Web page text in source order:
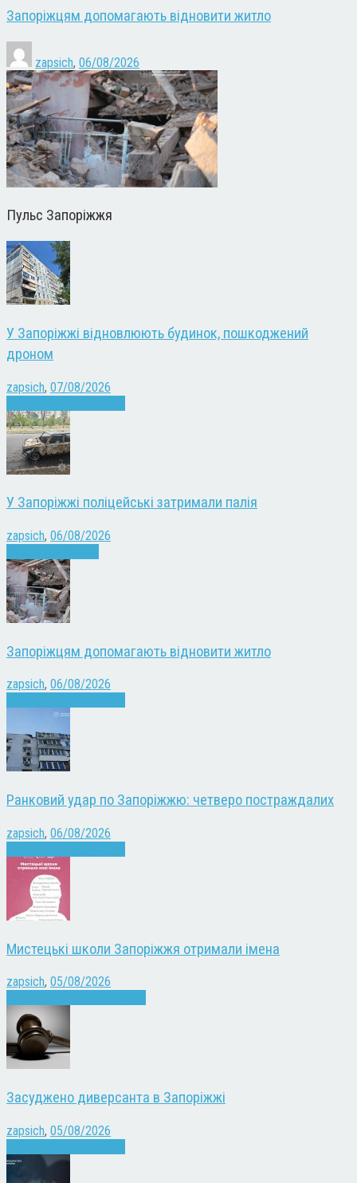
Запоріжцям допомагають відновити житло
zapsich, 06/08/2026
Пульс Запоріжжя
У Запоріжжі відновлюють будинок, пошкоджений
дроном
zapsich, 07/08/2026
У Запоріжжі поліцейські затримали палія
zapsich, 06/08/2026
Запоріжцям допомагають відновити житло
zapsich, 06/08/2026
Ранковий удар по Запоріжжю: четверо постраждалих
zapsich, 06/08/2026
Мистецькі школи Запоріжжя отримали імена
zapsich, 05/08/2026
Засуджено диверсанта в Запоріжжі
zapsich, 05/08/2026